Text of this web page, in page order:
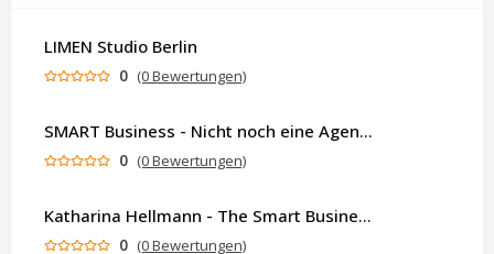
LIMEN Studio Berlin
0 (0 Bewertungen)
SMART Business - Nicht noch eine Agentur. Sondern ein Partner, der dein Business als Ganzes denkt.
0 (0 Bewertungen)
Katharina Hellmann - The Smart Business Coach
0 (0 Bewertungen)